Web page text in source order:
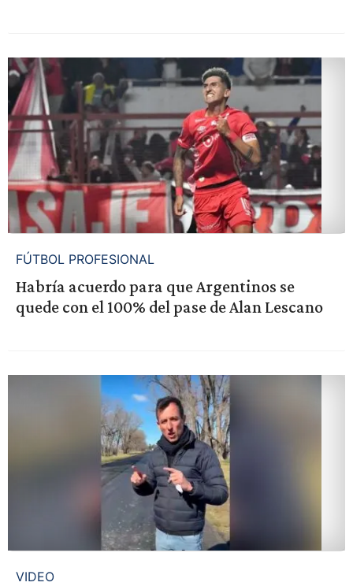
FÚTBOL PROFESIONAL
Habría acuerdo para que Argentinos se
quede con el 100% del pase de Alan Lescano
VIDEO